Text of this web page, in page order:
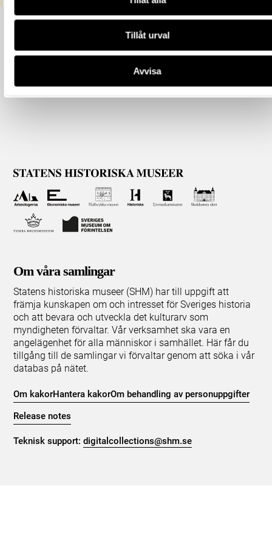
Tillåt urval
Avvisa
Om våra samlingar
Statens historiska museer (SHM) har till uppgift att
främja kunskapen om och intresset för Sveriges historia
och att bevara och utveckla det kulturarv som
myndigheten förvaltar. Vår verksamhet ska vara en
angelägenhet för alla människor i samhället. Här får du
tillgång till de samlingar vi förvaltar genom att söka i vår
databas på nätet.
Om kakorHantera kakorOm behandling av personuppgifter
Release notes
Teknisk support:digitalcollections@shm.se